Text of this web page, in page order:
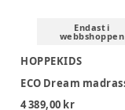
Endast i
webbshoppen
HOPPEKIDS
4 389,00 kr